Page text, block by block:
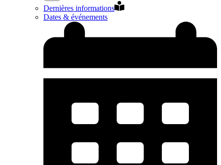
Dernières informations
Dates & événements